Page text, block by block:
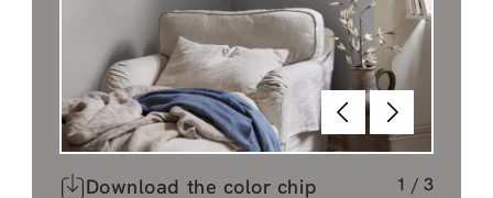
TilbakeNeste
Download the color chip 1 / 3